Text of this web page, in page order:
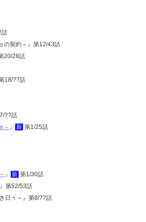
話
の契約～』第12/43話
20/28話
18/??話
??話
～ 』 新 第1/25話
』 新 第1/30話
第52/53話
日々～』第8/??話